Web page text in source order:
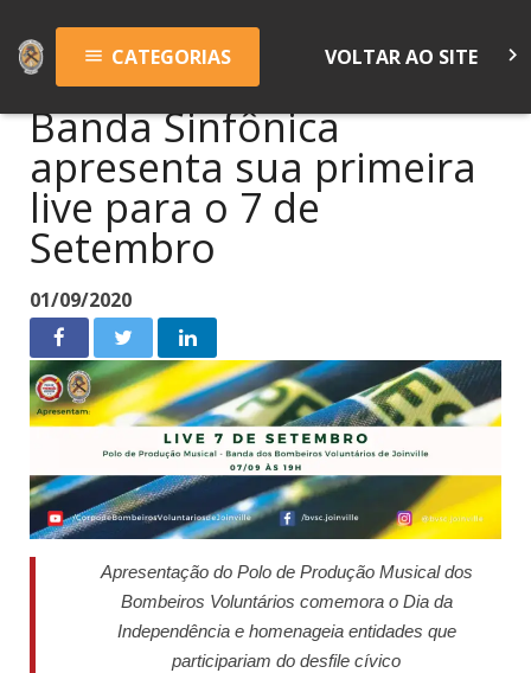
menu CATEGORIAS VOLTAR AO SITE keyboard_arrow_right
Banda Sinfônica
apresenta sua primeira
live para o 7 de
Setembro
01/09/2020
Apresentação do Polo de Produção Musical dos
Bombeiros Voluntários comemora o Dia da
Independência e homenageia entidades que
participariam do desfile cívico